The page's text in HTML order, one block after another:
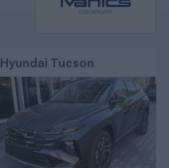
Hyundai Tucson